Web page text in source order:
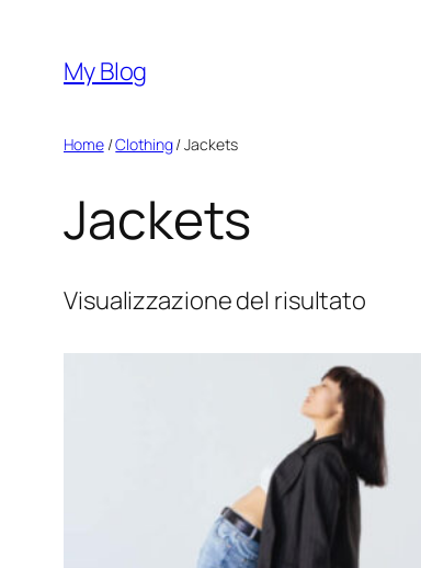
contenuto
My Blog
Home/Clothing/ Jackets
Jackets
Visualizzazione del risultato